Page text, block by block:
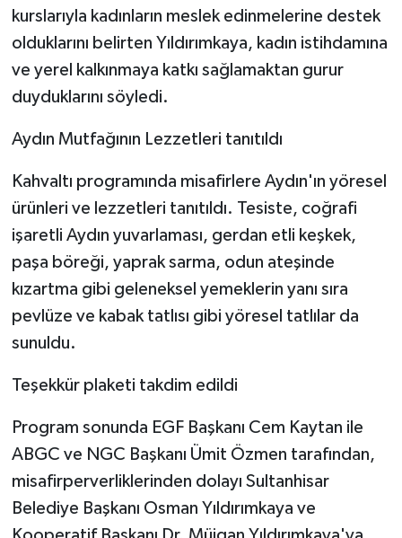
kurslarıyla kadınların meslek edinmelerine destek
olduklarını belirten Yıldırımkaya, kadın istihdamına
ve yerel kalkınmaya katkı sağlamaktan gurur
duyduklarını söyledi.
Aydın Mutfağının Lezzetleri tanıtıldı
Kahvaltı programında misafirlere Aydın'ın yöresel
ürünleri ve lezzetleri tanıtıldı. Tesiste, coğrafi
işaretli Aydın yuvarlaması, gerdan etli keşkek,
paşa böreği, yaprak sarma, odun ateşinde
kızartma gibi geleneksel yemeklerin yanı sıra
pevlüze ve kabak tatlısı gibi yöresel tatlılar da
sunuldu.
Teşekkür plaketi takdim edildi
Program sonunda EGF Başkanı Cem Kaytan ile
ABGC ve NGC Başkanı Ümit Özmen tarafından,
misafirperverliklerinden dolayı Sultanhisar
Belediye Başkanı Osman Yıldırımkaya ve